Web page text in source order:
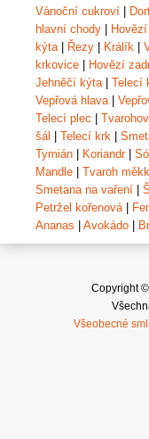
Vánoční cukroví |
hlavní chody |
kýta | Řezy | Králík |
krkovice | Hovězí
Jehněčí kýta | Telecí
Vepřová hlava |
Telecí plec |
šál | Telecí krk |
Tymián | Koriandr|
Mandle | Tvaroh
Smetana na vaření |
Petržel kořenová |
Ananas | Avokádo |
Copyright ©
Všeobecné